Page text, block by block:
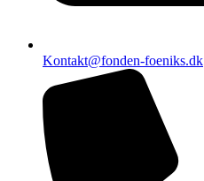
Kontakt@fonden-foeniks.dk